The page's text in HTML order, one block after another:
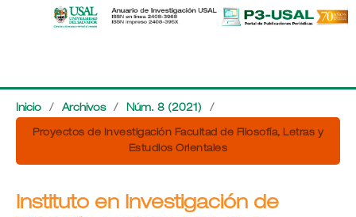
Inicio / Archivos / Núm. 8 (2021) /
Proyectos de Investigación Facultad de Filosofía, Letras y
Estudios Orientales
Instituto en Investigación de